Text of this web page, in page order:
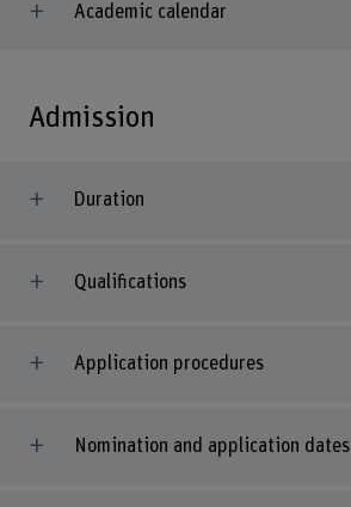
Academic calendar
Admission
Duration
Qualifications
Application procedures
Nomination and application dates